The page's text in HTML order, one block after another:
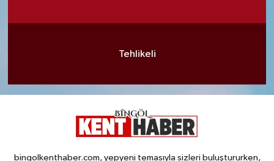
Tehlikeli
bingolkenthaber.com, yepyeni temasıyla sizleri buluştururken,